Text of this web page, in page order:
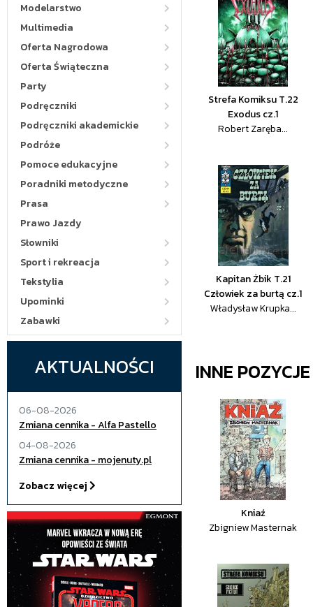
Modelarstwo
Multimedia
Oferta Nagrodowa
Oferta Świąteczna
Party
Podręczniki
Podręczniki akademickie
Podróże
Pomoce edukacyjne
Poradniki metodyczne
Prasa
Prawo Jazdy
Słowniki
Sport i rekreacja
Tekstylia
Upominki
Zabawki
AKTUALNOŚCI
06-08-2026
Zmiana cennika - Alfa Pastello
04-08-2026
Zmiana cennika - mojenuty.pl
Zobacz więcej
Strefa Komiksu T.22
Exodus cz.1
Robert Zaręba...
Kapitan Żbik T.21
Człowiek za burtą cz.1
Władysław Krupka...
INNE
Kniaź
Zbigniew Masternak